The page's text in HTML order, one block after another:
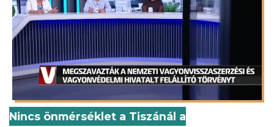
Nincs önmérséklet a Tiszánál a